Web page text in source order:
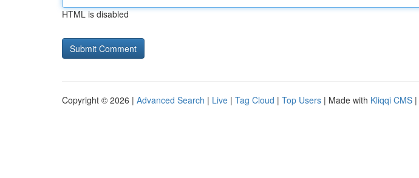
HTML is disabled
Copyright © 2026 | Advanced Search | Live | Tag Cloud | Top Users | Made with Kliqqi CMS |